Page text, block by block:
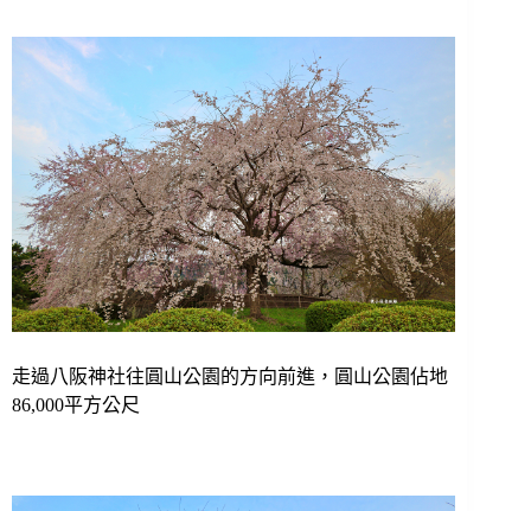
走過八阪神社往圓山公園的方向前進，圓山公園佔地
86,000平方公尺